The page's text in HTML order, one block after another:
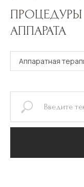
АППАРАТА
Аппаратная